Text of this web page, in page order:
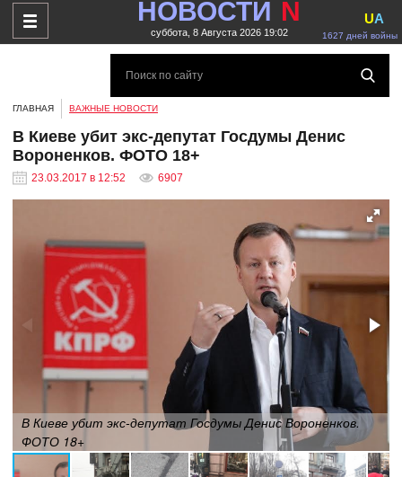
НОВОСТИ N
суббота, 8 Августа 2026 19:02 1627 дней войны
UA
ГЛАВНАЯ ВАЖНЫЕ НОВОСТИ
В Киеве убит экс-депутат Госдумы Денис
Вороненков. ФОТО 18+
23.03.2017 в 12:52 6907
В Киеве убит экс-депутат Госдумы Денис Вороненков.
ФОТО 18+